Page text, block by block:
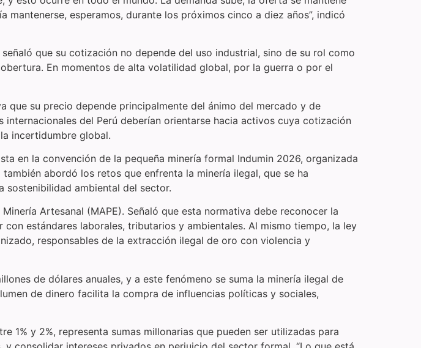
esperamos, durante los próximos cinco a diez años”, indicó
que su cotización no depende del uso industrial, sino de su rol como
En momentos de alta volatilidad global, por la guerra o por el
que su precio depende principalmente del ánimo del mercado y de
del Perú deberían orientarse hacia activos cuya cotización
incertidumbre global.
en la convención de la pequeña minería formal Indumin 2026, organizada
abordó los retos que enfrenta la minería ilegal, que se ha
ambiental del sector.
Artesanal (MAPE). Señaló que esta normativa debe reconocer la
estándares laborales, tributarios y ambientales. Al mismo tiempo, la ley
responsables de la extracción ilegal de oro con violencia y
de dólares anuales, y a este fenómeno se suma la minería ilegal de
de dinero facilita la compra de influencias políticas y sociales,
1% y 2%, representa sumas millonarias que pueden ser utilizadas para